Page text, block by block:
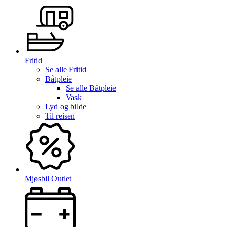
Fritid
Se alle Fritid
Båtpleie
Se alle Båtpleie
Vask
Lyd og bilde
Til reisen
Mjøsbil Outlet